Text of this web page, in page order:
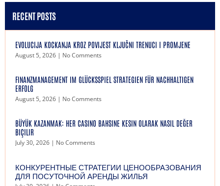
RECENT POSTS
EVOLUCIJA KOCKANJA KROZ POVIJEST KLJUČNI TRENUCI I PROMJENE
August 5, 2026 No Comments
FINANZMANAGEMENT IM GLÜCKSSPIEL STRATEGIEN FÜR NACHHALTIGEN
ERFOLG
August 5, 2026 No Comments
BÜYÜK KAZANMAK: HER CASINO BAHSINE KESIN OLARAK NASIL DEĞER
BIÇILIR
July 30, 2026 No Comments
КОНКУРЕНТНЫЕ СТРАТЕГИИ ЦЕНООБРАЗОВАНИЯ
ДЛЯ ПОСУТОЧНОЙ АРЕНДЫ ЖИЛЬЯ